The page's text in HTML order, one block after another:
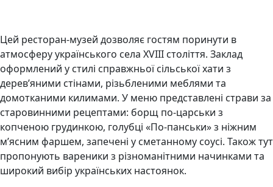
Цей ресторан-музей дозволяє гостям поринути в
атмосферу українського села XVIII століття. Заклад
оформлений у стилі справжньої сільської хати з
дерев’яними стінами, різьбленими меблями та
домотканими килимами. У меню представлені страви за
старовинними рецептами: борщ по-царськи з
копченою грудинкою, голубці «По-панськи» з ніжним
м’ясним фаршем, запечені у сметанному соусі. Також тут
пропонують вареники з різноманітними начинками та
широкий вибір українських настоянок.